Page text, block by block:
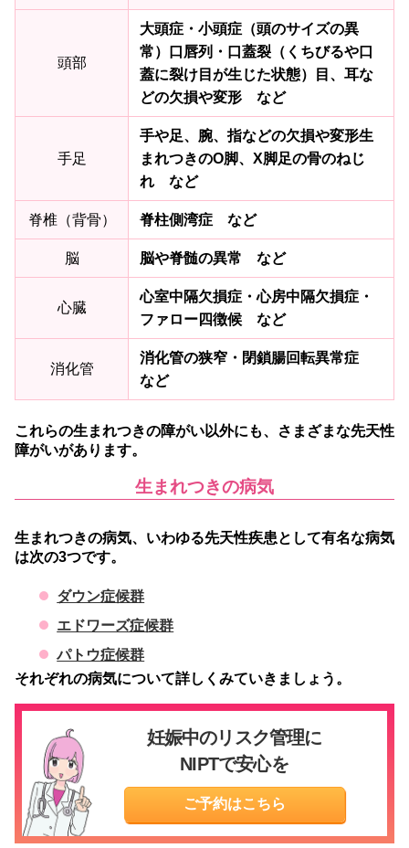
頭部
大頭症・小頭症（頭のサイズの異
常）口唇列・口蓋裂（くちびるや口
蓋に裂け目が生じた状態）目、耳な
どの欠損や変形 など
手足
手や足、腕、指などの欠損や変形生
まれつきのO脚、X脚足の骨のねじ
れ など
脊椎（背骨） 脊柱側湾症 など
脳 脳や脊髄の異常 など
心臓
心室中隔欠損症・心房中隔欠損症・
ファロー四徴候 など
消化管
消化管の狭窄・閉鎖腸回転異常症
など
これらの生まれつきの障がい以外にも、さまざまな先天性
障がいがあります。
生まれつきの病気
生まれつきの病気、いわゆる先天性疾患として有名な病気
は次の3つです。
ダウン症候群
エドワーズ症候群
パトウ症候群
それぞれの病気について詳しくみていきましょう。
妊娠中のリスク管理に
NIPTで安心を
ご予約はこちら